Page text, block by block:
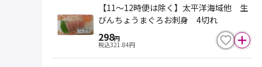
【11～12時便は除く】太平洋海域他 生
びんちょうまぐろお刺身 4切れ
298円
税込321.84円